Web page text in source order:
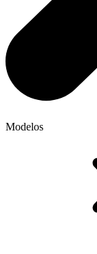
Modelos